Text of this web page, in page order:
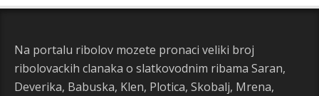
Na portalu ribolov mozete pronaci veliki broj
ribolovackih clanaka o slatkovodnim ribama Saran,
Deverika, Babuska, Klen, Plotica, Skobalj, Mrena,